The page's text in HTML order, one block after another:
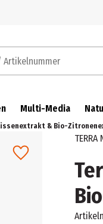
Multi-Media
& Bio-
TERRA